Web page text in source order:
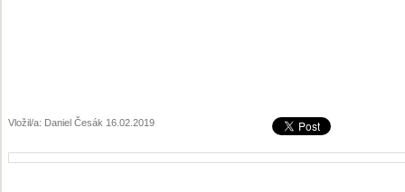
Vložil/a: Daniel Česák 16.02.2019